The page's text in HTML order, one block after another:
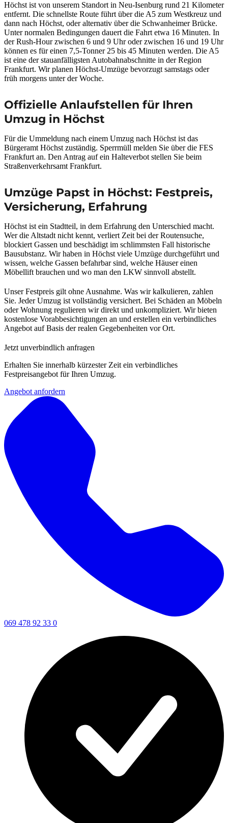
Höchst ist von unserem Standort in Neu-Isenburg rund 21 Kilometer
entfernt. Die schnellste Route führt über die A5 zum Westkreuz und
dann nach Höchst, oder alternativ über die Schwanheimer Brücke.
Unter normalen Bedingungen dauert die Fahrt etwa 16 Minuten. In
der Rush-Hour zwischen 6 und 9 Uhr oder zwischen 16 und 19 Uhr
können es für einen 7,5-Tonner 25 bis 45 Minuten werden. Die A5
ist eine der stauanfälligsten Autobahnabschnitte in der Region
Frankfurt. Wir planen Höchst-Umzüge bevorzugt samstags oder
früh morgens unter der Woche.
Offizielle Anlaufstellen für Ihren
Umzug in Höchst
Für die Ummeldung nach einem Umzug nach Höchst ist das
Bürgeramt Höchst zuständig. Sperrmüll melden Sie über die FES
Frankfurt an. Den Antrag auf ein Halteverbot stellen Sie beim
Straßenverkehrsamt Frankfurt.
Umzüge Papst in Höchst: Festpreis,
Versicherung, Erfahrung
Höchst ist ein Stadtteil, in dem Erfahrung den Unterschied macht.
Wer die Altstadt nicht kennt, verliert Zeit bei der Routensuche,
blockiert Gassen und beschädigt im schlimmsten Fall historische
Bausubstanz. Wir haben in Höchst viele Umzüge durchgeführt und
wissen, welche Gassen befahrbar sind, welche Häuser einen
Möbellift brauchen und wo man den LKW sinnvoll abstellt.
Unser Festpreis gilt ohne Ausnahme. Was wir kalkulieren, zahlen
Sie. Jeder Umzug ist vollständig versichert. Bei Schäden an Möbeln
oder Wohnung regulieren wir direkt und unkompliziert. Wir bieten
kostenlose Vorabbesichtigungen an und erstellen ein verbindliches
Angebot auf Basis der realen Gegebenheiten vor Ort.
Jetzt unverbindlich anfragen
Erhalten Sie innerhalb kürzester Zeit ein verbindliches
Festpreisangebot für Ihren Umzug.
Angebot anfordern
069 478 92 33 0